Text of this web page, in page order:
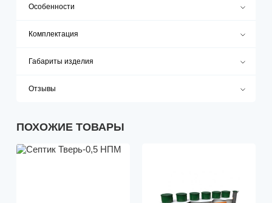
Особенности
Комплектация
Габариты изделия
Отзывы
ПОХОЖИЕ ТОВАРЫ